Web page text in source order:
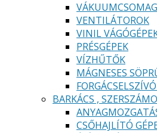
VENTILÁTOROK
VINIL
PRÉSGÉPEK
VÍZHŰTŐK
MÁGNESES
BARKÁCS ,
CSŐHAJLÍTÓ